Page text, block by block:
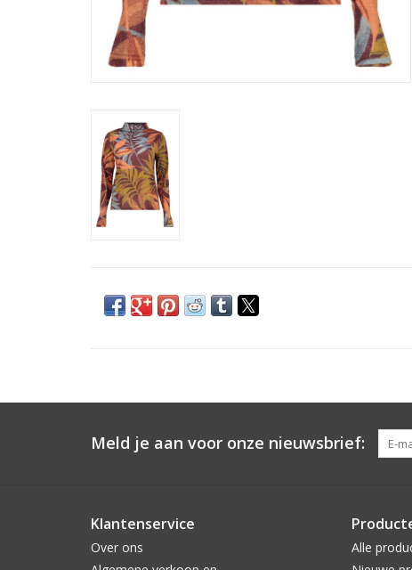
Meld je aan voor onze nieuwsbrief:
Klantenservice
Over ons
Alle